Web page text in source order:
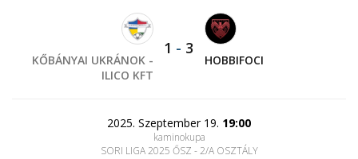
KŐBÁNYAI UKRÁNOK -
ILICO KFT
1 - 3
HOBBIFOCI
2025. Szeptember 19. 19:00
kaminokupa
SORI LIGA 2025 ŐSZ - 2/A OSZTÁLY